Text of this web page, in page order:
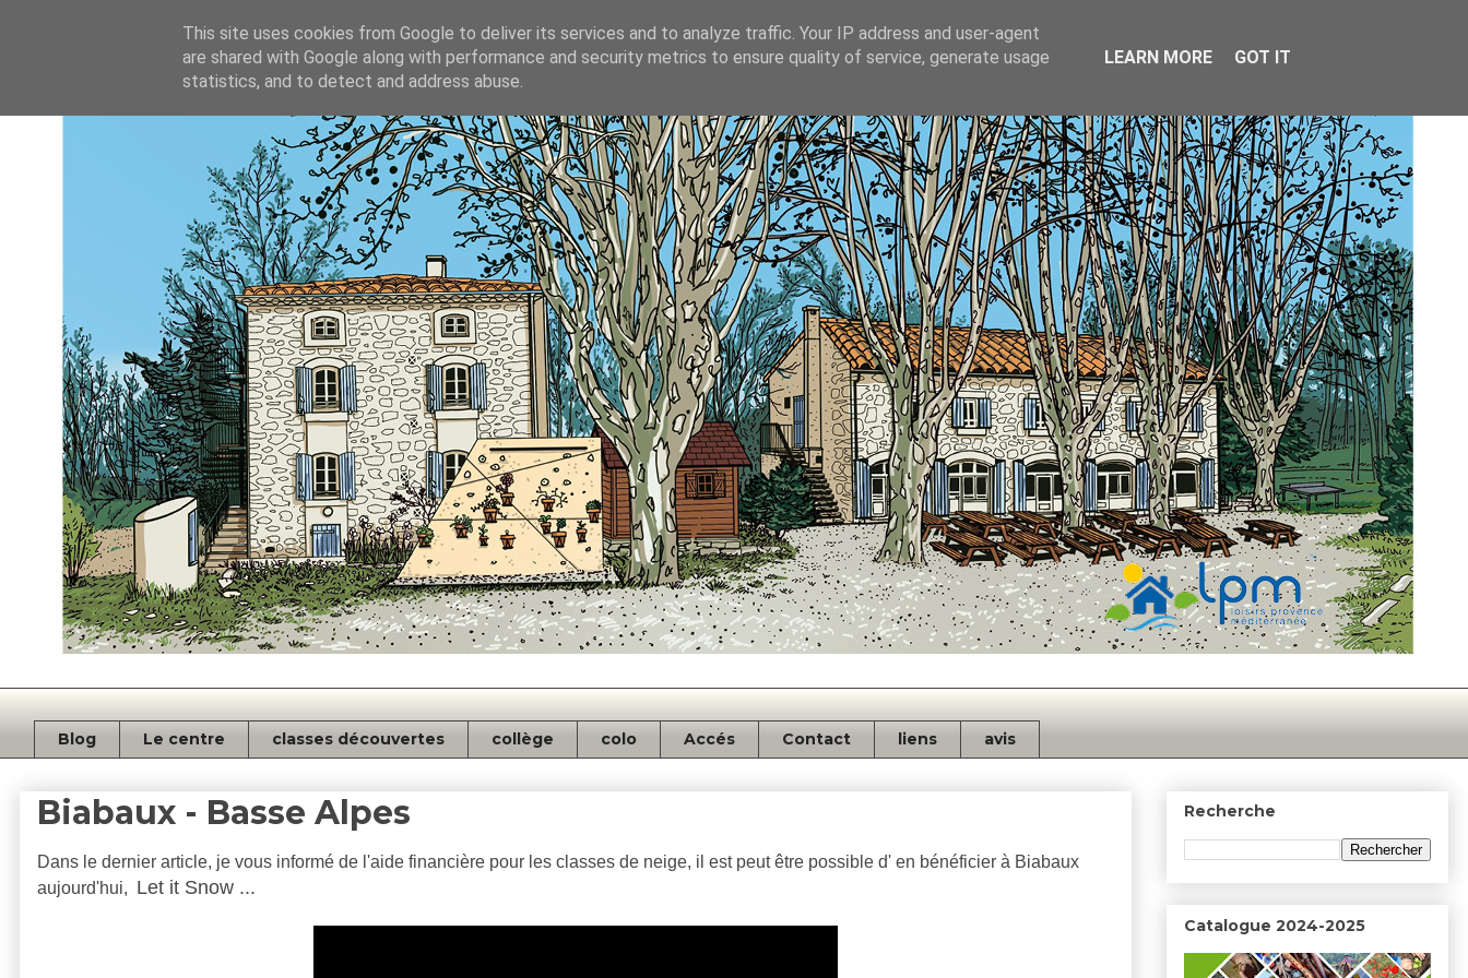
Blog Le centre classes découvertes collège colo Accés Contact liens avis
Biabaux - Basse Alpes
Dans le dernier article, je vous informé de l'aide financière pour les classes de neige, il est peut être possible d' en bénéficier à Biabaux
aujourd'hui, Let it Snow ...
Recherche
Catalogue 2024-2025
This site uses cookies from Google to deliver its services and to analyze traffic. Your IP address and user-agent
are shared with Google along with performance and security metrics to ensure quality of service, generate usage
statistics, and to detect and address abuse.
LEARN MORE GOT IT